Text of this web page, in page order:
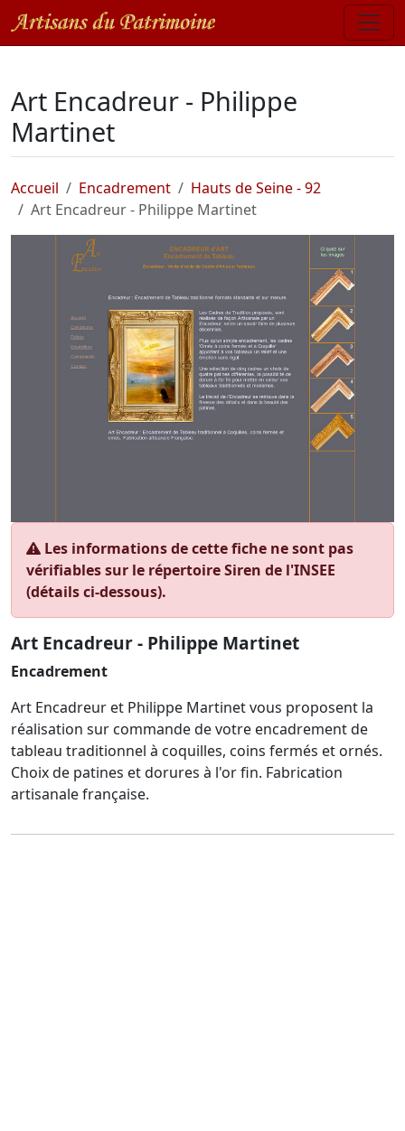
Art Encadreur - Philippe
Martinet
Accueil Encadrement
Hauts de Seine - 92
Art Encadreur - Philippe Martinet
Les informations de cette fiche ne sont pas
vérifiables sur le répertoire Siren de l'INSEE
(détails ci-dessous).
Art Encadreur - Philippe Martinet
Encadrement
Art Encadreur et Philippe Martinet vous proposent la
réalisation sur commande de votre encadrement de
tableau traditionnel à coquilles, coins fermés et ornés.
Choix de patines et dorures à l'or fin. Fabrication
artisanale française.